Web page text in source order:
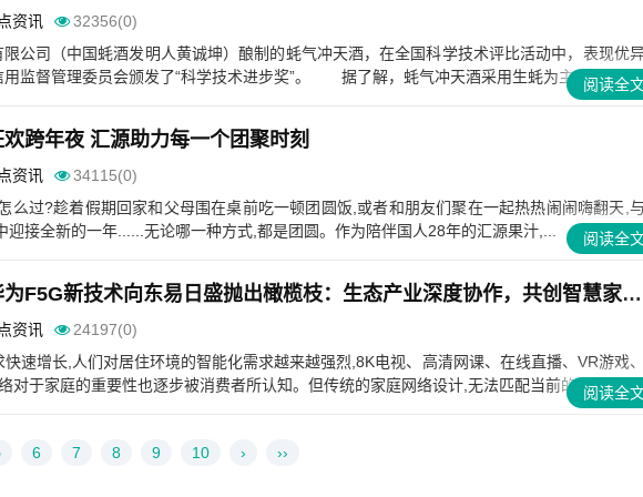
资讯
32356(0)
司（中国蚝酒发明人黄诚坤）酿制的蚝气冲天酒，在全国科学技术评比活动中，表现优异
用监督管理委员会颁发了“科学技术进步奖”。 据了解，蚝气冲天酒采用生蚝为主要原料，
阅读全
欢跨年夜 汇源助力每一个团聚时刻
资讯
34115(0)
么过?趁着假期回家和父母围在桌前吃一顿团圆饭,或者和朋友们聚在一起热热闹闹嗨翻天,
接全新的一年......无论哪一种方式,都是团圆。作为陪伴国人28年的汇源果汁,...
阅读全
华为F5G新技术向东易日盛抛出橄榄枝：生态产业深度协作，共创智慧家庭新时代！
资讯
24197(0)
速增长,人们对居住环境的智能化需求越来越强烈,8K电视、高清网课、在线直播、VR游戏
对于家庭的重要性也逐步被消费者所认知。但传统的家庭网络设计,无法匹配当前的...阅读全
6 7 8 9 10 › ››